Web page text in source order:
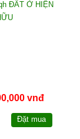
vnđ
Đặt mua